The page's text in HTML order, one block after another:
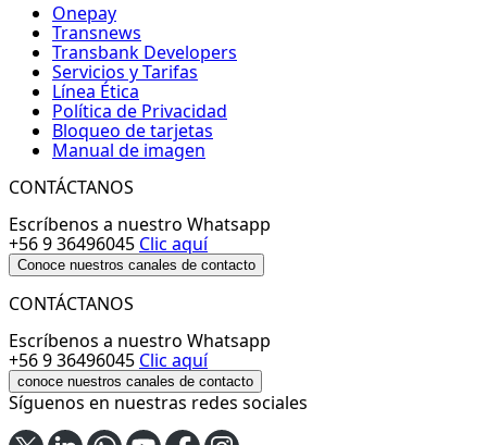
Onepay
Transnews
Transbank Developers
Servicios y Tarifas
Línea Ética
Política de Privacidad
Bloqueo de tarjetas
Manual de imagen
CONTÁCTANOS
Escríbenos a nuestro Whatsapp
+56 9 36496045 Clic aquí
Conoce nuestros canales de contacto
CONTÁCTANOS
Escríbenos a nuestro Whatsapp
+56 9 36496045 Clic aquí
conoce nuestros canales de contacto
Síguenos en nuestras redes sociales